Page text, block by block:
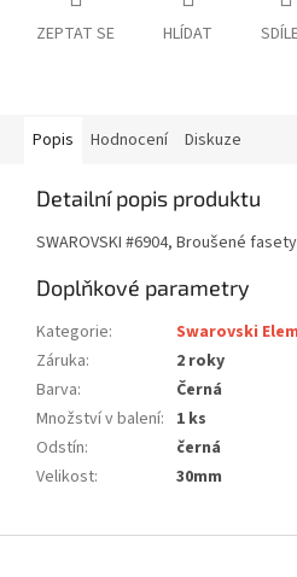
ZEPTAT SE HLÍDAT
Popis Hodnocení Diskuze
Detailní popis produktu
SWAROVSKI #6904, Broušené fasety
Doplňkové parametry
Kategorie:
Swarovski
Záruka:
2 roky
Barva:
Černá
Množství v balení: 1 ks
Odstín:
černá
Velikost: 30mm